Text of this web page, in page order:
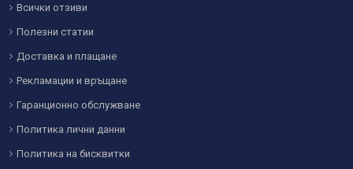
Всички отзиви
Полезни статии
Доставка и плащане
Рекламации и връщане
Гаранционно обслужване
Политика лични данни
Политика на бисквитки